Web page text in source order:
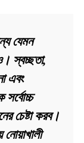
যেমন
স্বচ্ছতা,
এবং
সর্বোচ্চ
চেষ্টা করব।